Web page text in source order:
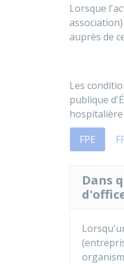
Lorsque
auprès de
Les
publique
hospitalière
FPE
Dans